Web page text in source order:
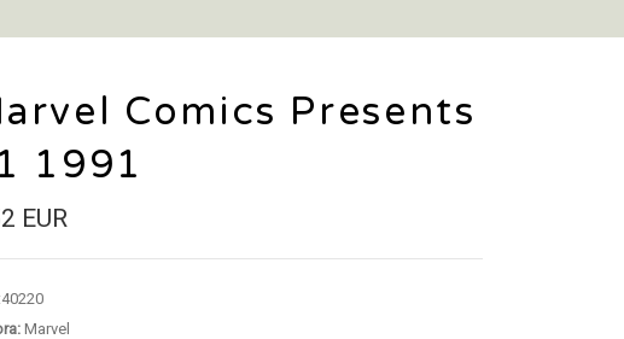
Comics Presents
1991
EUR
40220
Marvel